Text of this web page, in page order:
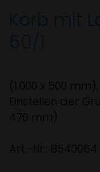
Korb mit
50/1
(1.000 x 500
Einstellen der
470 mm)
Art.-Nr.: 8540064